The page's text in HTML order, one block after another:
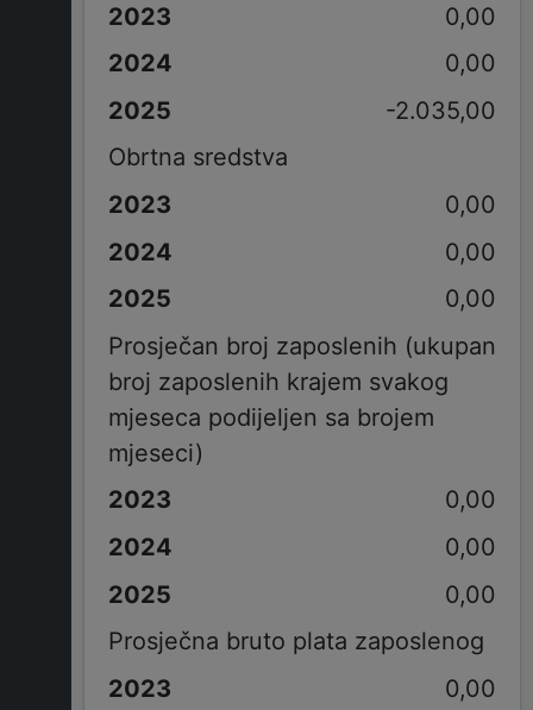
0,00
0,00
-2.035,00
Obrtna sredstva
0,00
0,00
0,00
Prosječan broj zaposlenih (ukupan
broj zaposlenih krajem svakog
mjeseca podijeljen sa brojem
mjeseci)
0,00
0,00
0,00
Prosječna bruto plata zaposlenog
0,00